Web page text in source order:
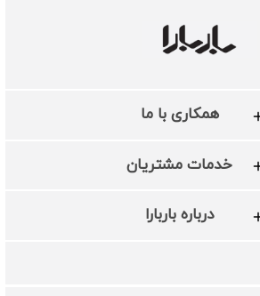
همکاری با ما
خدمات مشتریان
درباره باربارا